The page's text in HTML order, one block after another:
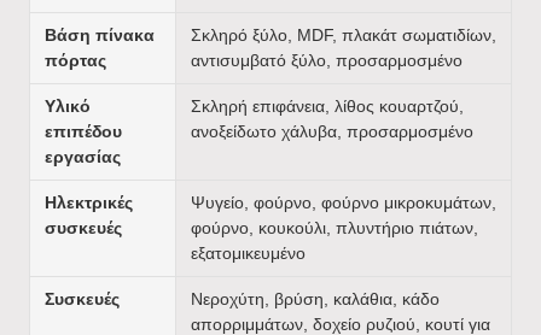
Βάση πίνακα
πόρτας
Σκληρό ξύλο, MDF, πλακάτ σωματιδίων,
αντισυμβατό ξύλο, προσαρμοσμένο
Υλικό
επιπέδου
εργασίας
Σκληρή επιφάνεια, λίθος κουαρτζού,
ανοξείδωτο χάλυβα, προσαρμοσμένο
Ηλεκτρικές
συσκευές
Ψυγείο, φούρνο, φούρνο μικροκυμάτων,
φούρνο, κουκούλι, πλυντήριο πιάτων,
εξατομικευμένο
Συσκευές
Νεροχύτη, βρύση, καλάθια, κάδο
απορριμμάτων, δοχείο ρυζιού, κουτί για